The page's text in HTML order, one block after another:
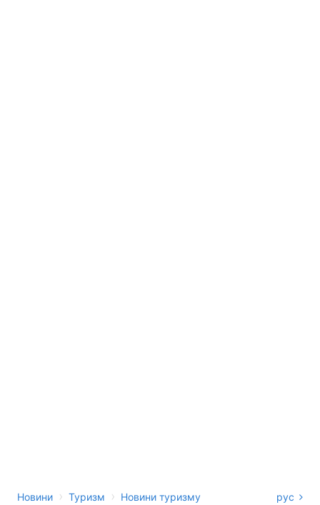
Новини › Туризм › Новини туризму рус